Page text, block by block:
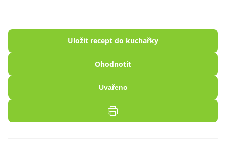
Uložit recept do kuchařky
Ohodnotit
Uvařeno